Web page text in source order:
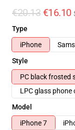
€20.13 €16.10
Type
iPhone
Style
PC black frosted
LPC glass phone
Model
iPhone 7